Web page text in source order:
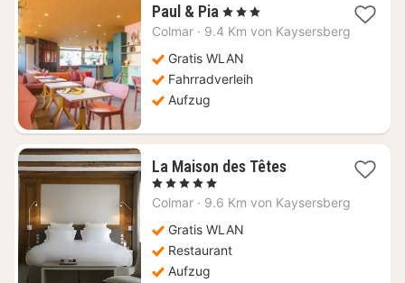
Paul & Pia 1
Nacht
125,91
€
, 3 Sterne
Colmar · 9.4 Km von Kaysersberg
Gratis WLAN
Fahrradverleih
Aufzug
La Maison des Têtes1
ab
238,90
, 5 Sterne
Colmar · 9.6 Km von Kaysersberg
Gratis WLAN
Restaurant
Aufzug